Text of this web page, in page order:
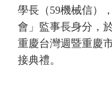
學長（59機械信）
會」監事長身分，
重慶台灣週暨重慶
接典禮。